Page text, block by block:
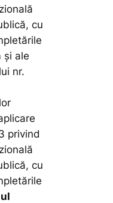
cu
și ale
nr.
privind
cu